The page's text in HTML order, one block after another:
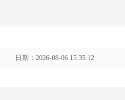
日期：2026-08-06 15:35:12